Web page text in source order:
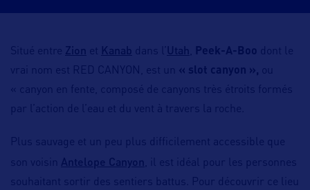
Situé entre Zion et Kanab dans l’ Utah Peek-A-Boo dont le
vrai nom est RED CANYON, est un « slot canyon », ou
« canyon en fente, composé de canyons très étroits formés
par l’action de l’eau et du vent à travers la roche.
Plus sauvage et un peu plus difficilement accessible que
son voisin Antelope Canyon
, il est idéal pour les personnes
souhaitant sortir des sentiers battus. Pour découvrir ce lieu